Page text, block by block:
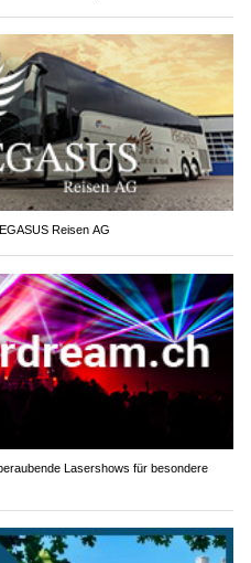
Reisen AG
Lasershows für besondere